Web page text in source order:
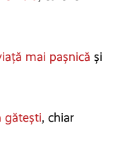
mai pașnică și
gătești, chiar